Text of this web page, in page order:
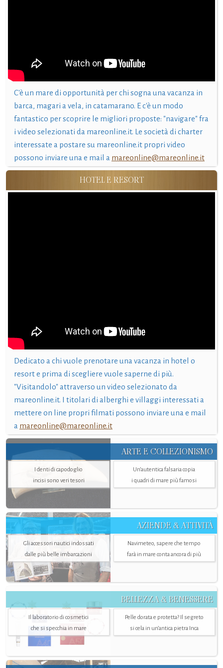
C'è un mare di opportunità per chi sogna una vacanza in
barca, magari a vela, in catamarano. E c'è un modo
fantastico per scoprire le migliori proposte: "navigare" fra
i video selezionati da mareonline.it. Le società di charter
interessate a postare su mareonline.it propri video
possono inviare una e mail a mareonline@mareonline.it
HOTEL E RESORT
Dedicato a chi vuole prenotare una vacanza in hotel o
resort e prima di scegliere vuole saperne di più.
"Visitandolo" attraverso un video selezionato da
mareonline.it. I titolari di alberghi e villaggi interessati a
mettere on line propri filmati possono inviare una e mail
a mareonline@mareonline.it
ARTE E COLLEZIONISMO
I denti di capodoglio
incisi sono veri tesori
Un’autentica falsaria copia
i quadri di mare più famosi
AZIENDE & ATTIVITÀ
Gli accessori nautici indossati
dalle più belle imbarcazioni
Navimeteo, sapere che tempo
farà in mare conta ancora di più
BELLEZZA & BENESSERE
Il laboratorio di cosmetici
che si specchia in mare
Pelle dorata e protetta? Il segreto
si cela in un’antica pietra Inca